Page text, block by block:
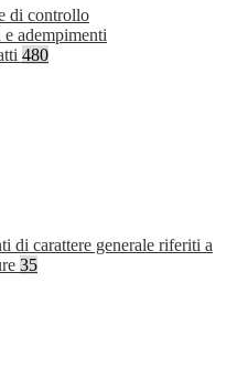
di controllo
adempimenti
480
di carattere generale riferiti a
35